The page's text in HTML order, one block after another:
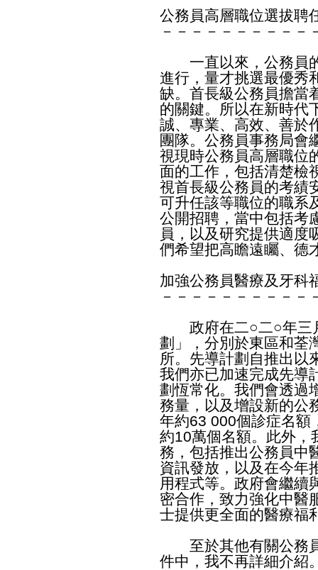
公務員高層職位選拔聘
－－－－－－－－－－
一直以來，公務員的
進行，量才挑選最優秀
缺。首長級公務員擔當
的關鍵。所以在新時代
誠、專業、高效、善於
團隊。公務員事務局會
視現時公務員高層職位
面的工作，包括清楚檢
視首長級公務員的考績
可升任該等職位的職系
公開招聘，當中包括考
員，以及研究提供適度
們希望把高瞻遠矚、德
加強公務員醫療及牙科
－－－－－－－－－－
政府在二○二○年三
劃」，分別於東區和荃
所。先導計劃自推出以
我們亦已加速完成先導
劃恆常化。我們會透過
務量，以及增設新的公
年約63 000個診症名額
約10萬個名額。此外，
務，包括推出公務員中
資訊發放，以及在今年
用程式等。政府會繼續
密合作，致力強化中醫
士提供更全面的醫療福
至於其他有關公務員
件中，我不再詳細介紹